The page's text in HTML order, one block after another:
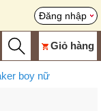
Đăng nhập
Giỏ hàng
boy nữ